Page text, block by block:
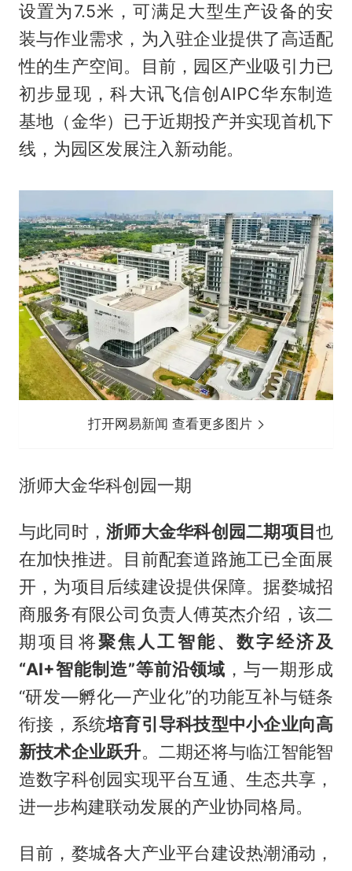
设置为7.5米，可满足大型生产设备的安
装与作业需求，为入驻企业提供了高适配
性的生产空间。目前，园区产业吸引力已
初步显现，科大讯飞信创AIPC华东制造
基地（金华）已于近期投产并实现首机下
线，为园区发展注入新动能。
打开网易新闻 查看更多图片
浙师大金华科创园一期
与此同时，浙师大金华科创园二期项目也
在加快推进。目前配套道路施工已全面展
开，为项目后续建设提供保障。据婺城招
商服务有限公司负责人傅英杰介绍，该二
期项目将聚焦人工智能、数字经济及
“AI+智能制造”等前沿领域 ，与一期形成
“研发—孵化—产业化”的功能互补与链条
衔接，系统培育引导科技型中小企业向高
新技术企业跃升。二期还将与临江智能智
造数字科创园实现平台互通、生态共享，
进一步构建联动发展的产业协同格局。
目前，婺城各大产业平台建设热潮涌动，